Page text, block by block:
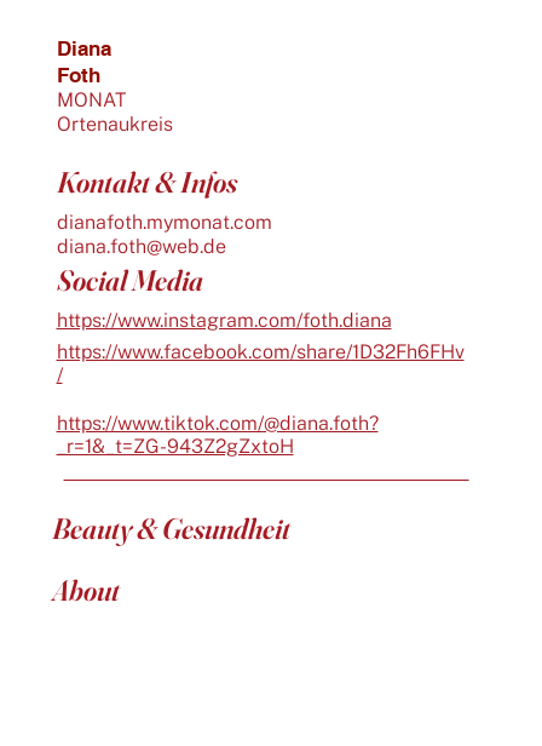
Diana
Foth
MONAT
Ortenaukreis
Kontakt & Infos
dianafoth.mymonat.com
diana.foth@web.de
Social Media
https://www.instagram.com/foth.diana
https://www.facebook.com/share/1D32Fh6FHv
/
https://www.tiktok.com/@diana.foth?
_r=1&_t=ZG-943Z2gZxtoH
Beauty & Gesundheit
About